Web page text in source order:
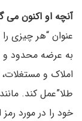
آنچه او اکنون می
عنوان “هر چیزی
به عرضه محدود و
املاک و مستغلات،
طلا”عمل کند.
خود را در مورد